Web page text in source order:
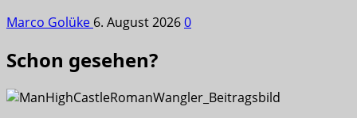
Marco Golüke 6. August 20260
Schon gesehen?